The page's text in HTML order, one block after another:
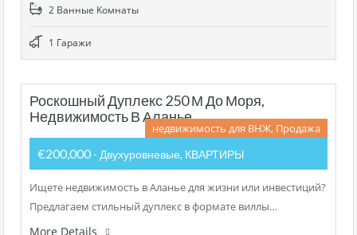
2 Bанные Kомнаты
1 Гаражи
Роскошный Дуплекс 250 М До Моря,
Недвижимость В Аланье
недвижимость для ВНЖ, Продажа
€200,000 - Двухуровневые, КВАРТИРЫ
Ищете недвижимость в Аланье для жизни или инвестиций?
Предлагаем стильный дуплекс в формате виллы…
More Details